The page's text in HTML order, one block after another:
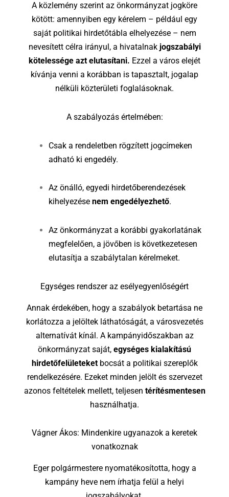
A közlemény szerint az önkormányzat jogköre
kötött: amennyiben egy kérelem – például egy
saját politikai hirdetőtábla elhelyezése – nem
nevesített célra irányul, a hivatalnak jogszabályi
kötelessége azt elutasítani. Ezzel a város elejét
kívánja venni a korábban is tapasztalt, jogalap
nélküli közterületi foglalásoknak.
A szabályozás értelmében:
Csak a rendeletben rögzített jogcímeken
adható ki engedély.
Az önálló, egyedi hirdetőberendezések
kihelyezése nem engedélyezhető.
Az önkormányzat a korábbi gyakorlatának
megfelelően, a jövőben is következetesen
elutasítja a szabálytalan kérelmeket.
Egységes rendszer az esélyegyenlőségért
Annak érdekében, hogy a szabályok betartása ne
korlátozza a jelöltek láthatóságát, a városvezetés
alternatívát kínál. A kampányidőszakban az
önkormányzat saját, egységes kialakítású
hirdetőfelületeketbocsát a politikai szereplők
rendelkezésére. Ezeket minden jelölt és szervezet
azonos feltételek mellett, teljesen térítésmentesen
használhatja.
Vágner Ákos: Mindenkire ugyanazok a keretek
vonatkoznak
Eger polgármestere nyomatékosította, hogy a
kampány heve nem írhatja felül a helyi